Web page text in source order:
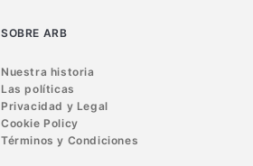
SOBRE ARB
Nuestra historia
Las políticas
Privacidad y Legal
Cookie Policy
Términos y Condiciones